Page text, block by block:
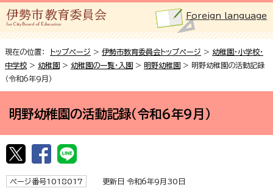
Foreign language
現在の位置： トップページ > 伊勢市教育委員会トップページ > 幼稚園・小学校・
中学校> 幼稚園 > 幼稚園の一覧・入園 > 明野幼稚園 > 明野幼稚園の活動記録
（令和6年9月）
明野幼稚園の活動記録（令和6年9月）
ページ番号1018017 更新日 令和6年9月30日